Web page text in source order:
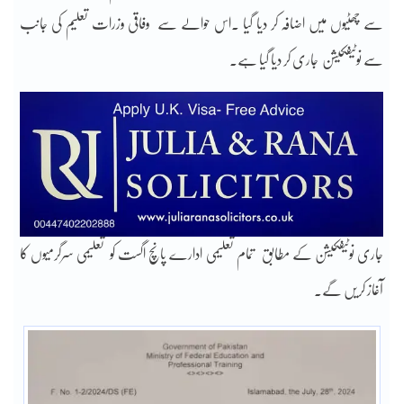
سے چھٹیوں میں اضافہ کر دیا گیا ۔اس حوالے سے وفاقی وزرات تعلیم کی جانب
سے نوٹیفکیشن جاری کر دیا گیا ہے۔
جاری نوٹیفکیشن کے مطابق تمام تعلیمی ادارے پانچ اگست کو تعلیمی سرگرمیوں کا
آغاز کریں گے۔